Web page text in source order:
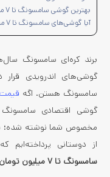
بهترین گوشی سامسونگ تا ۷ میلیون تومان کدومه؟
آیا گوشی‌های سامسونگ تا ۷ میلیون تومان ارزش خرید دارن؟
برند کره‌ای سامسونگ
گوشی‌های اندرویدی قرار
سامسونگ هستن. اگه
مخصوص شما نوشته شده؛ تو
از دوستانی پرداخته‌ایم
سامسونگ تا ۷ میلیون تومان